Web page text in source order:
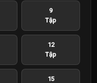
9
Tập
12
Tập
15